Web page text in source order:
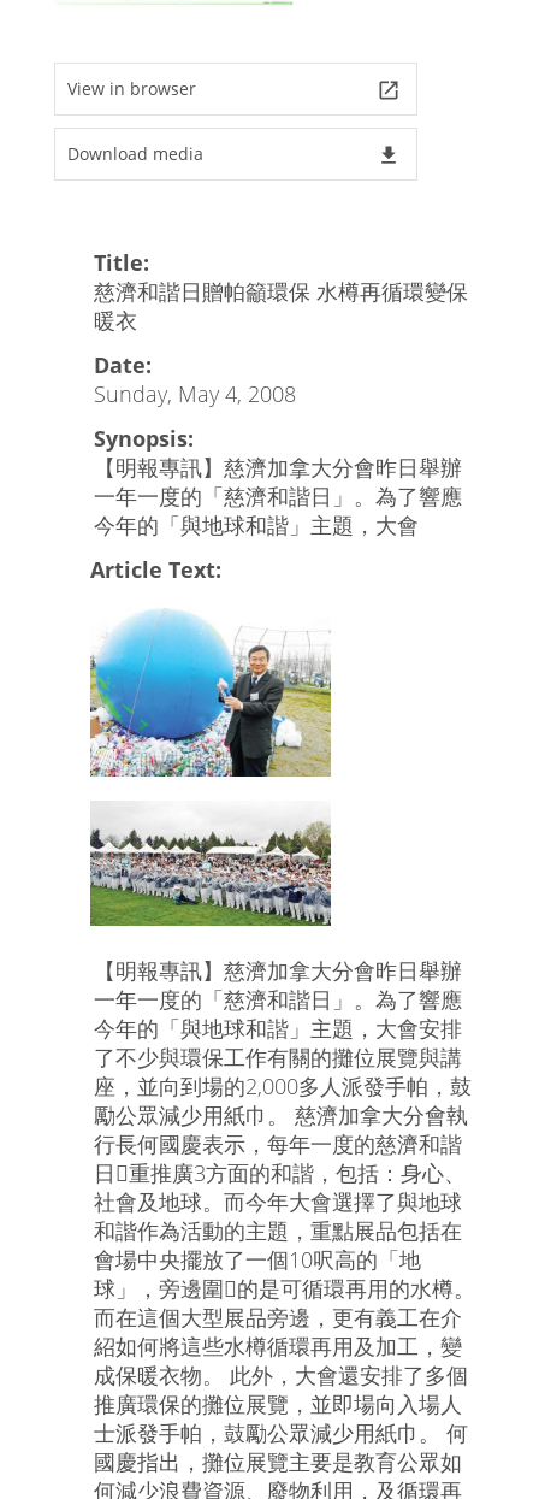
View in browser launch
Download media file_download
Title:
慈濟和諧日贈帕籲環保 水樽再循環變保
暖衣
Date:
Sunday, May 4, 2008
Synopsis:
【明報專訊】慈濟加拿大分會昨日舉辦
一年一度的「慈濟和諧日」。為了響應
今年的「與地球和諧」主題，大會
Article Text:
【明報專訊】慈濟加拿大分會昨日舉辦
一年一度的「慈濟和諧日」。為了響應
今年的「與地球和諧」主題，大會安排
了不少與環保工作有關的攤位展覽與講
座，並向到場的2,000多人派發手帕，鼓
勵公眾減少用紙巾。 慈濟加拿大分會執
行長何國慶表示，每年一度的慈濟和諧
日重推廣3方面的和諧，包括：身心、
社會及地球。而今年大會選擇了與地球
和諧作為活動的主題，重點展品包括在
會場中央擺放了一個10呎高的「地
球」，旁邊圍的是可循環再用的水樽。
而在這個大型展品旁邊，更有義工在介
紹如何將這些水樽循環再用及加工，變
成保暖衣物。 此外，大會還安排了多個
推廣環保的攤位展覽，並即場向入場人
士派發手帕，鼓勵公眾減少用紙巾。 何
國慶指出，攤位展覽主要是教育公眾如
何減少浪費資源、廢物利用，及循環再